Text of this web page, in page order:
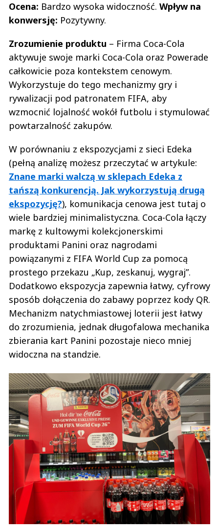
Ocena: Bardzo wysoka widoczność. Wpływ na
konwersję: Pozytywny.
Zrozumienie produktu – Firma Coca-Cola
aktywuje swoje marki Coca-Cola oraz Powerade
całkowicie poza kontekstem cenowym.
Wykorzystuje do tego mechanizmy gry i
rywalizacji pod patronatem FIFA, aby
wzmocnić lojalność wokół futbolu i stymulować
powtarzalność zakupów.
W porównaniu z ekspozycjami z sieci Edeka
(pełną analizę możesz przeczytać w artykule:
Znane marki walczą w sklepach Edeka z
tańszą konkurencją. Jak wykorzystują drugą
ekspozycję?), komunikacja cenowa jest tutaj o
wiele bardziej minimalistyczna. Coca-Cola łączy
markę z kultowymi kolekcjonerskimi
produktami Panini oraz nagrodami
powiązanymi z FIFA World Cup za pomocą
prostego przekazu „Kup, zeskanuj, wygraj”.
Dodatkowo ekspozycja zapewnia łatwy, cyfrowy
sposób dołączenia do zabawy poprzez kody QR.
Mechanizm natychmiastowej loterii jest łatwy
do zrozumienia, jednak długofalowa mechanika
zbierania kart Panini pozostaje nieco mniej
widoczna na standzie.